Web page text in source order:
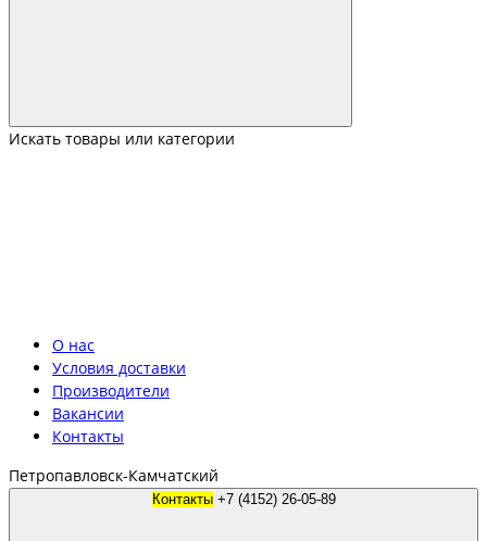
Искать товары или категории
О нас
Условия доставки
Производители
Вакансии
Контакты
Петропавловск-Камчатский
Контакты +7 (4152) 26-05-89